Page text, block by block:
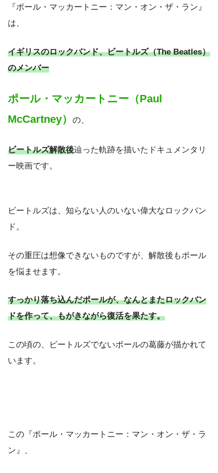
『ポール・マッカートニー：マン・オン・ザ・ラン』
は、
イギリスのロックバンド、ビートルズ（The Beatles）
のメンバー
ポール・マッカートニー（Paul
McCartney）
の、
ビートルズ解散後辿った軌跡を描いたドキュメンタリ
ー映画です。
ビートルズは、知らない人のいない偉大なロックバン
ド。
その重圧は想像できないものですが、解散後もポール
を悩ませます。
すっかり落ち込んだポールが、なんとまたロックバン
ドを作って、もがきながら復活を果たす。
この頃の、ビートルズでないポールの葛藤が描かれて
います。
この『ポール・マッカートニー：マン・オン・ザ・ラ
ン』、